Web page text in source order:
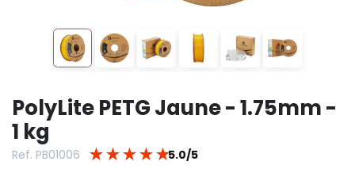
PolyLite PETG Jaune - 1.75mm -
1 kg
Ref. PB01006 ★ ★ ★ ★ ★5.0/5